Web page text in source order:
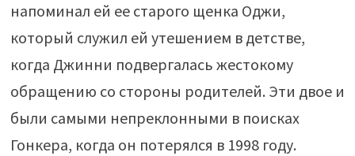
напоминал ей ее старого щенка Оджи,
который служил ей утешением в детстве,
когда Джинни подвергалась жестокому
обращению со стороны родителей. Эти двое и
были самыми непреклонными в поисках
Гонкера, когда он потерялся в 1998 году.